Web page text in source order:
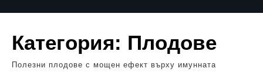
Категория: Плодове
Полезни плодове с мощен ефект върху имунната